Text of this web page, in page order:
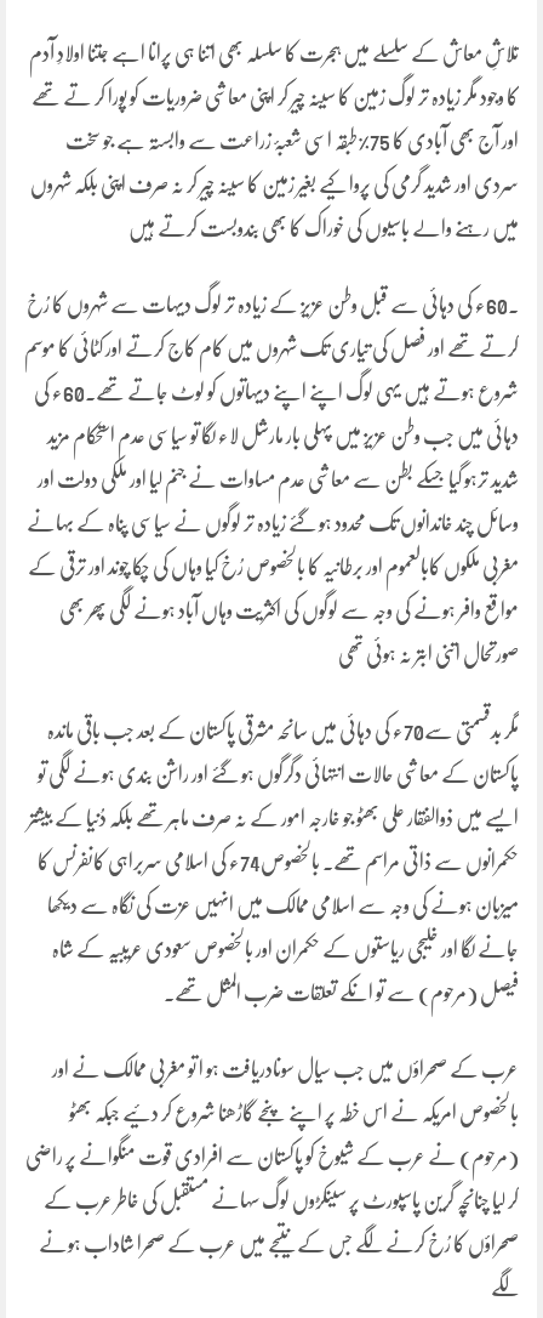
تلاشِ معاش کے سلسلے میں ہجرت کا سلسلہ بھی اتنا ہی پرانا اہے جتنا اولادِ آدم
کا وجود مگر زیادہ تر لوگ زمین کا سینہ چیر کر اپنی معاشی ضروریات کو پورا کر تے تھے
اور آج بھی آبادی کا 75%طبقہ اسی شعبۂ زراعت سے وابستہ ہے جو سخت
سردی اور شدید گرمی کی پروا کیے بغیر زمین کا سینہ چیر کر نہ صرف اپنی بلکہ شہروں
میں رہنے والے باسیوں کی خوراک کا بھی بندوبست کرتے ہیں
۔60ء کی دہائی سے قبل وطن عزیز کے زیادہ تر لوگ دیہات سے شہروں کا رُخ
کرتے تھے اور فصل کی تیاری تک شہروں میں کام کاج کرتے اور کٹائی کا موسم
شروع ہوتے ہیں یہی لوگ اپنے اپنے دیہاتوں کو لوٹ جاتے تھے۔60ء کی
دہائی میں جب وطن عزیز میں پہلی بار مارشل لاء لگا تو سیاسی عدم استحکام مزید
شدید ترہو گیا جسکے بطن سے معاشی عدم مساوات نے جنم لیا اور ملکی دولت اور
وسائل چند خاندانوں تک محدود ہو گئے زیادہ تر لوگوں نے سیاسی پناہ کے بہانے
مغربی ملکوں کابالعموم اور برطانیہ کا بالخصوص رُخ کیا وہاں کی چکا چوند اور ترقی کے
مواقع وافر ہونے کی وجہ سے لوگوں کی اکثریت وہاں آباد ہونے لگی پھر بھی
صورتحال اتنی ابتر نہ ہوئی تھی
مگر بدقسمتی سے70ء کی دہائی میں سانحہ مشرقی پاکستان کے بعد جب باقی ماندہ
پاکستان کے معاشی حالات انتہائی دگرگوں ہو گئے اور راشن بندی ہونے لگی تو
ایسے میں ذوالفقار علی بھٹو جو خارجہ امور کے نہ صرف ماہر تھے بلکہ دُنیا کے بیشتر
حکمرانوں سے ذاتی مراسم تھے۔ بالخصوص74ء کی اسلامی سربراہی کانفرنس کا
میزبان ہونے کی وجہ سے اسلامی ممالک میں انہیں عزت کی نگاہ سے دیکھا
جانے لگا اور خلیجی ریاستوں کے حکمران اور بالخصوص سعودی عریبیہ کے شاہ
فیصل (مرحوم) سے تو انکے تعلقات ضرب المثل تھے۔
عرب کے صحراؤں میں جب سیال سونادریافت ہو ا تو مغربی ممالک نے اور
بالخصوص امریکہ نے اس خطہ پر اپنے پنجے گاڑھنا شروع کر دئیے جبکہ بھٹو
(مرحوم) نے عرب کے شیوخ کو پاکستان سے افرادی قوت منگوانے پر راضی
کر لیا چنانچہ گرین پاسپورٹ پر سینکڑوں لوگ سہانے مستقبل کی خاطر عرب کے
صحراؤں کا رُخ کرنے لگے جس کے نتیجے میں عرب کے صحرا شاداب ہونے
لگے